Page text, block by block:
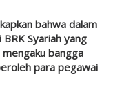
bahwa dalam
Syariah yang
mengaku bangga
para pegawai